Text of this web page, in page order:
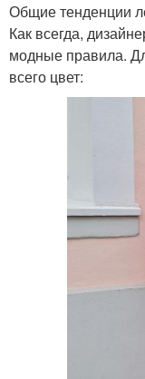
Общие тенденции
Как всегда,
модные правила.
всего цвет: